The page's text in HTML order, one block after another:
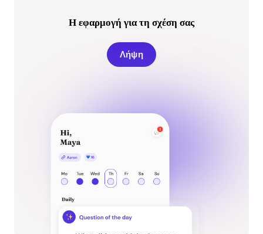
Η εφαρμογή για τη σχέση σας
Λήψη